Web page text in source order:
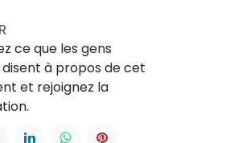
ce que les gens
à propos de cet
et rejoignez la